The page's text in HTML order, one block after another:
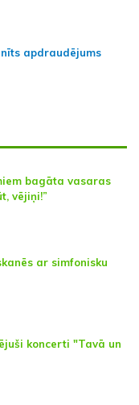
apdraudējums
bagāta vasaras
vējiņi!”
ar simfonisku
koncerti "Tavā un